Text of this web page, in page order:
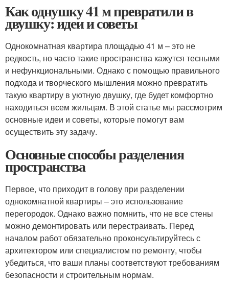
Как однушку 41 м превратили в
двушку: идеи и советы
Однокомнатная квартира площадью 41 м – это не
редкость, но часто такие пространства кажутся тесными
и нефункциональными. Однако с помощью правильного
подхода и творческого мышления можно превратить
такую квартиру в уютную двушку, где будет комфортно
находиться всем жильцам. В этой статье мы рассмотрим
основные идеи и советы, которые помогут вам
осуществить эту задачу.
Основные способы разделения
пространства
Первое, что приходит в голову при разделении
однокомнатной квартиры – это использование
перегородок. Однако важно помнить, что не все стены
можно демонтировать или перестраивать. Перед
началом работ обязательно проконсультируйтесь с
архитектором или специалистом по ремонту, чтобы
убедиться, что ваши планы соответствуют требованиям
безопасности и строительным нормам.